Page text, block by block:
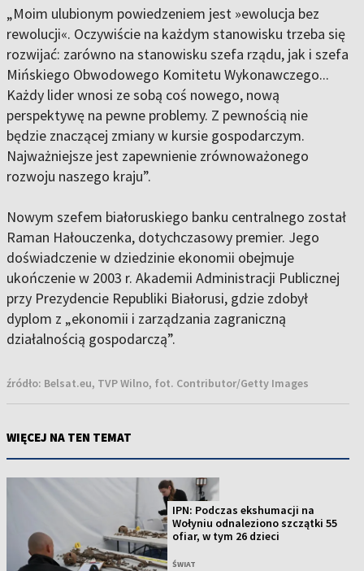
„Moim ulubionym powiedzeniem jest »ewolucja bez
rewolucji«. Oczywiście na każdym stanowisku trzeba się
rozwijać: zarówno na stanowisku szefa rządu, jak i szefa
Mińskiego Obwodowego Komitetu Wykonawczego...
Każdy lider wnosi ze sobą coś nowego, nową
perspektywę na pewne problemy. Z pewnością nie
będzie znaczącej zmiany w kursie gospodarczym.
Najważniejsze jest zapewnienie zrównoważonego
rozwoju naszego kraju”.
Nowym szefem białoruskiego banku centralnego został
Raman Hałouczenka, dotychczasowy premier. Jego
doświadczenie w dziedzinie ekonomii obejmuje
ukończenie w 2003 r. Akademii Administracji Publicznej
przy Prezydencie Republiki Białorusi, gdzie zdobył
dyplom z „ekonomii i zarządzania zagraniczną
działalnością gospodarczą”.
źródło: Belsat.eu, TVP Wilno, fot. Contributor/Getty Images
WIĘCEJ NA TEN TEMAT
IPN: Podczas ekshumacji na
Wołyniu odnaleziono szczątki 55
ofiar, w tym 26 dzieci
ŚWIAT